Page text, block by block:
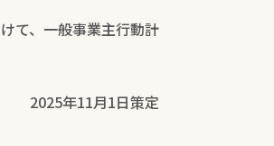
て、一般事業主行動計
2025年11月1日策定